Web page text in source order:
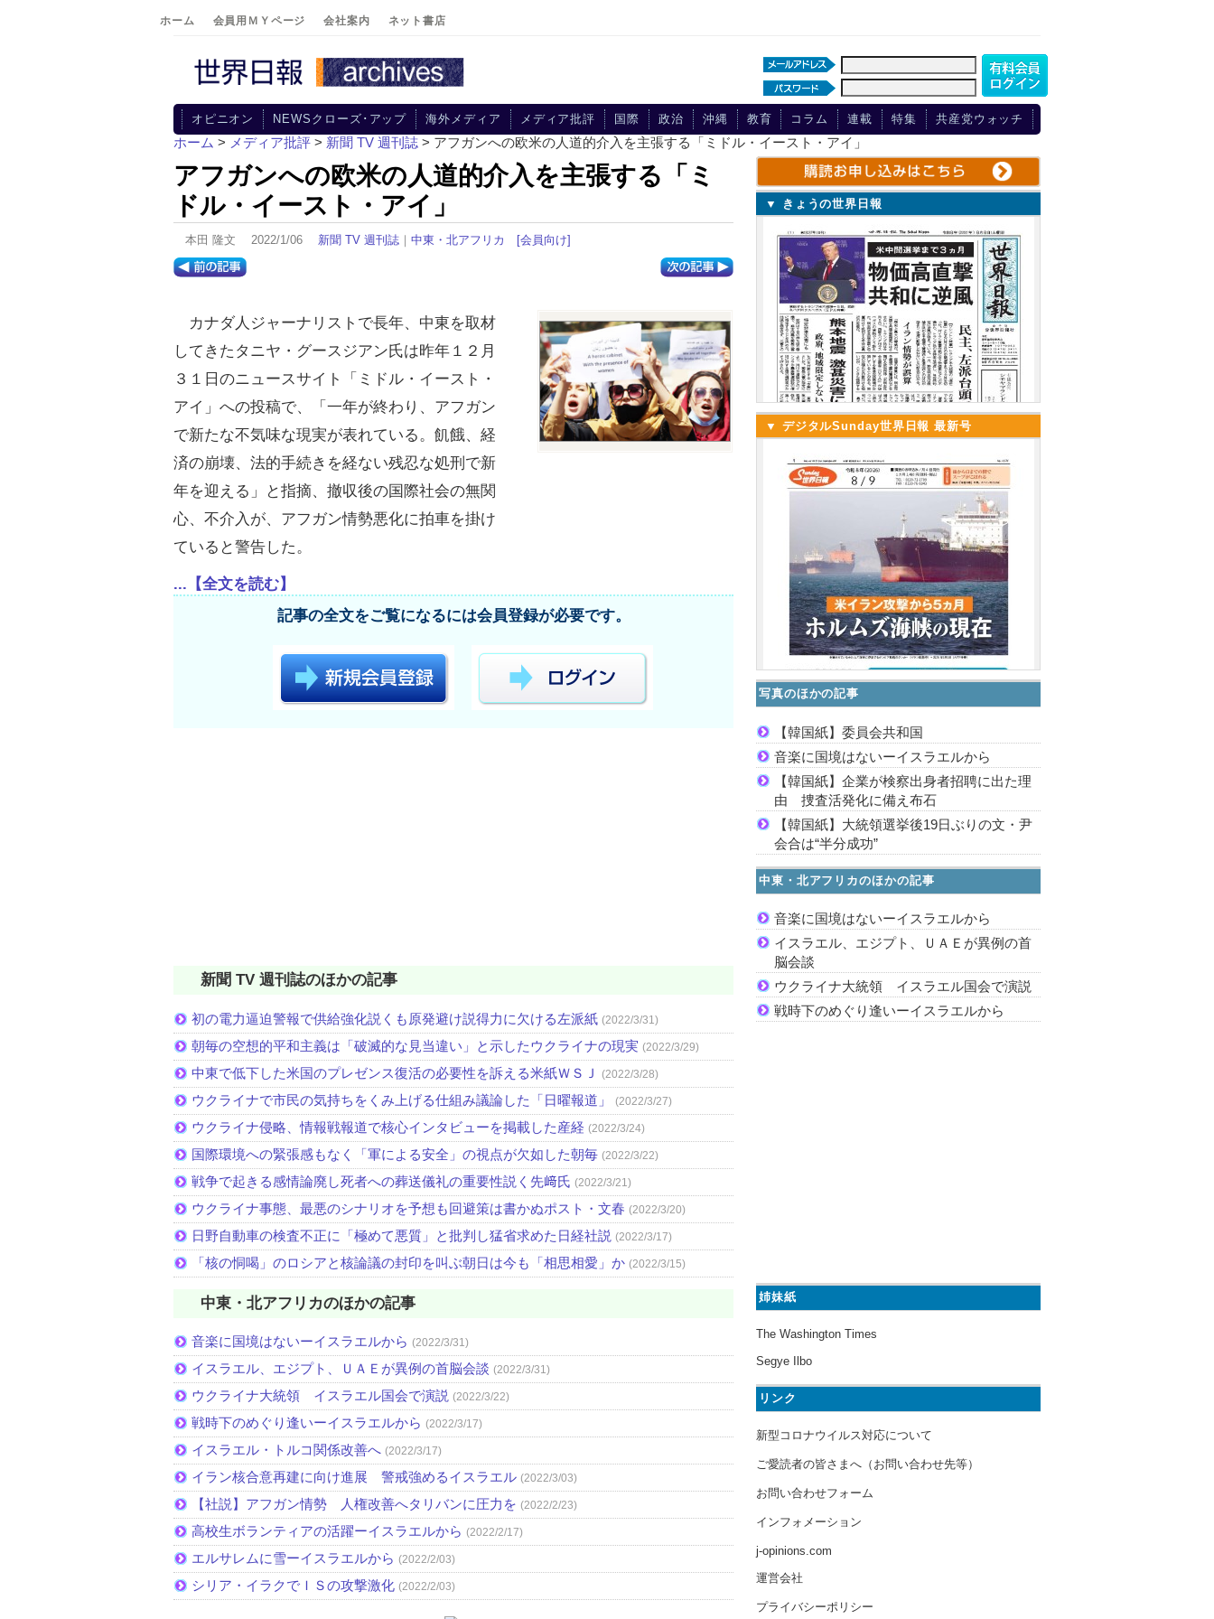
ホーム 会員用ＭＹページ 会社案内 ネット書店
オピニオン NEWSクローズ･アップ 海外メディア メディア批評 国際 政治 沖縄 教育 コラム 連載 特集 共産党ウォッチ
ホーム > メディア批評 > 新聞 TV 週刊誌 > アフガンへの欧米の人道的介入を主張する「ミドル・イースト・アイ」
アフガンへの欧米の人道的介入を主張する「ミ
ドル・イースト・アイ」
本田 隆文 2022/1/06 新聞 TV 週刊誌 ｜ 中東・北アフリカ [会員向け]
カナダ人ジャーナリストで長年、中東を取材
してきたタニヤ・グースジアン氏は昨年１２月
３１日のニュースサイト「ミドル・イースト・
アイ」への投稿で、「一年が終わり、アフガン
で新たな不気味な現実が表れている。飢餓、経
済の崩壊、法的手続きを経ない残忍な処刑で新
年を迎える」と指摘、撤収後の国際社会の無関
心、不介入が、アフガン情勢悪化に拍車を掛け
ていると警告した。
...【全文を読む】
記事の全文をご覧になるには会員登録が必要です。
新聞 TV 週刊誌のほかの記事
初の電力逼迫警報で供給強化説くも原発避け説得力に欠ける左派紙 (2022/3/31)
朝毎の空想的平和主義は「破滅的な見当違い」と示したウクライナの現実 (2022/3/29)
中東で低下した米国のプレゼンス復活の必要性を訴える米紙ＷＳＪ (2022/3/28)
ウクライナで市民の気持ちをくみ上げる仕組み議論した「日曜報道」 (2022/3/27)
ウクライナ侵略、情報戦報道で核心インタビューを掲載した産経 (2022/3/24)
国際環境への緊張感もなく「軍による安全」の視点が欠如した朝毎 (2022/3/22)
戦争で起きる感情論廃し死者への葬送儀礼の重要性説く先﨑氏 (2022/3/21)
ウクライナ事態、最悪のシナリオを予想も回避策は書かぬポスト・文春 (2022/3/20)
日野自動車の検査不正に「極めて悪質」と批判し猛省求めた日経社説 (2022/3/17)
「核の恫喝」のロシアと核論議の封印を叫ぶ朝日は今も「相思相愛」か (2022/3/15)
中東・北アフリカのほかの記事
音楽に国境はないーイスラエルから (2022/3/31)
イスラエル、エジプト、ＵＡＥが異例の首脳会談 (2022/3/31)
ウクライナ大統領 イスラエル国会で演説 (2022/3/22)
戦時下のめぐり逢いーイスラエルから (2022/3/17)
イスラエル・トルコ関係改善へ (2022/3/17)
イラン核合意再建に向け進展 警戒強めるイスラエル (2022/3/03)
【社説】アフガン情勢 人権改善へタリバンに圧力を (2022/2/23)
高校生ボランティアの活躍ーイスラエルから (2022/2/17)
エルサレムに雪ーイスラエルから (2022/2/03)
シリア・イラクでＩＳの攻撃激化 (2022/2/03)
▼ きょうの世界日報
▼ デジタルSunday世界日報 最新号
写真のほかの記事
【韓国紙】委員会共和国
音楽に国境はないーイスラエルから
【韓国紙】企業が検察出身者招聘に出た理
由 捜査活発化に備え布石
【韓国紙】大統領選挙後19日ぶりの文・尹
会合は“半分成功”
中東・北アフリカのほかの記事
音楽に国境はないーイスラエルから
イスラエル、エジプト、ＵＡＥが異例の首
脳会談
ウクライナ大統領 イスラエル国会で演説
戦時下のめぐり逢いーイスラエルから
姉妹紙
The Washington Times
Segye Ilbo
リンク
新型コロナウイルス対応について
ご愛読者の皆さまへ（お問い合わせ先等）
お問い合わせフォーム
インフォメーション
j-opinions.com
運営会社
プライバシーポリシー